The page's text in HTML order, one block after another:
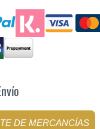
DE MERCANCÍAS